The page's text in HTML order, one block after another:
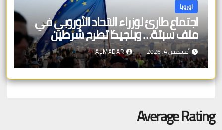
اوروبا
اجتماع طارئ لوزراء الاتحاد الأوروبي في
ملف سبتة… وبلجيكا تطرح شرطين
أغسطس 4, 2026 ALMADAR
Average Rating